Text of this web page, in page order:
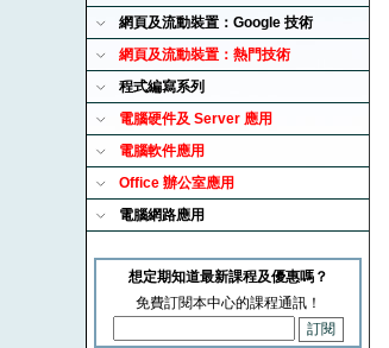
網頁及流動裝置：Google 技術
網頁及流動裝置：熱門技術
程式編寫系列
電腦硬件及 Server 應用
電腦軟件應用
Office 辦公室應用
電腦網路應用
想定期知道最新課程及優惠嗎？
免費訂閱本中心的課程通訊！